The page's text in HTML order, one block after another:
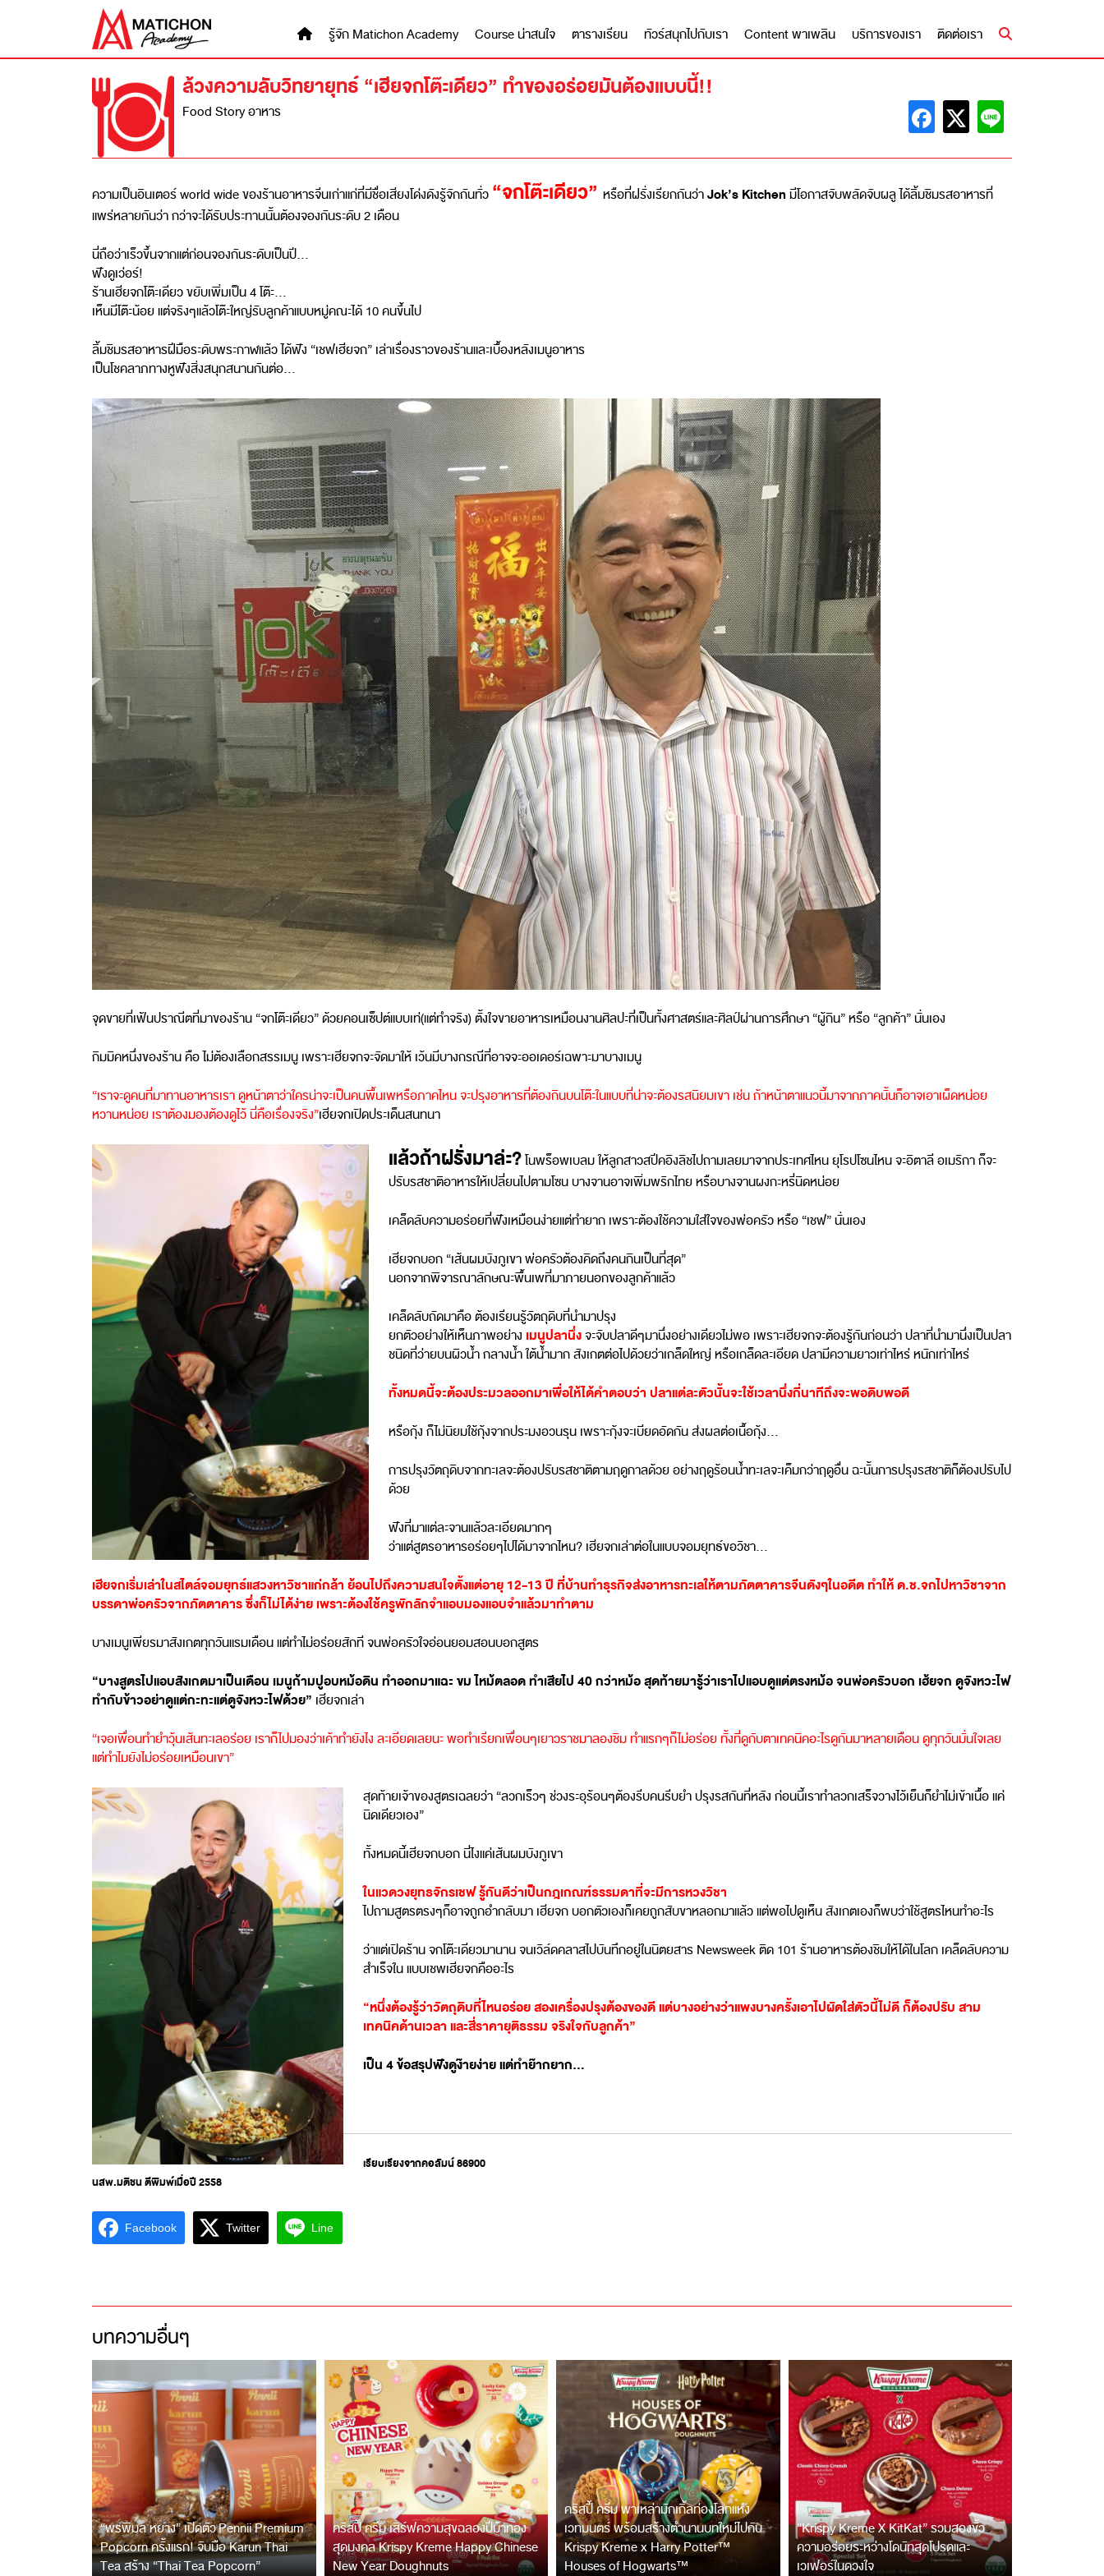
รู้จัก Matichon Academy Course น่าสนใจ ตารางเรียน ทัวร์สนุกไปกับเรา Content พาเพลิน บริการของเรา ติดต่อเรา
ล้วงความลับวิทยายุทธ์ “เฮียจกโต๊ะเดียว” ทำของอร่อยมันต้องแบบนี้!!
Food Story อาหาร
ความเป็นอินเตอร์ world wide ของร้านอาหารจีนเก่าแก่ที่มีชื่อเสียงโด่งดังรู้จักกันทั่ว “จกโต๊ะเดียว” หรือที่ฝรั่งเรียกกันว่าJok’s Kitchen มีโอกาสจับพลัดจับผลู ได้ลิ้มชิมรสอาหารที่
แพร่หลายกันว่า กว่าจะได้รับประทานนั้นต้องจองกันระดับ 2 เดือน
นี่ถือว่าเร็วขึ้นจากแต่ก่อนจองกันระดับเป็นปี…
ฟังดูเว่อร์!
ร้านเฮียจกโต๊ะเดียว ขยับเพิ่มเป็น 4 โต๊ะ…
เห็นมีโต๊ะน้อย แต่จริงๆแล้วโต๊ะใหญ่รับลูกค้าแบบหมู่คณะได้ 10 คนขึ้นไป
ลิ้มชิมรสอาหารฝีมือระดับพระกาฬแล้ว ได้ฟัง “เชฟเฮียจก” เล่าเรื่องราวของร้านและเบื้องหลังเมนูอาหาร
เป็นโชคลาภทางหูฟังสิ่งสนุกสนานกันต่อ…
จุดขายที่เฟ้นปราณีตที่มาของร้าน “จกโต๊ะเดียว” ด้วยคอนเซ็ปต์แบบเท่(แต่ทำจริง) ตั้งใจขายอาหารเหมือนงานศิลปะที่เป็นทั้งศาสตร์และศิลป์ผ่านการศึกษา “ผู้กิน” หรือ “ลูกค้า” นั่นเอง
กิมมิคหนึ่งของร้าน คือ ไม่ต้องเลือกสรรเมนู เพราะเฮียจกจะจัดมาให้ เว้นมีบางกรณีที่อาจจะออเดอร์เฉพาะมาบางเมนู
“เราจะดูคนที่มาทานอาหารเรา ดูหน้าตาว่าใครน่าจะเป็นคนพื้นเพหรือภาคไหน จะปรุงอาหารที่ต้องกินบนโต๊ะในแบบที่น่าจะต้องรสนิยมเขา เช่น ถ้าหน้าตาแนวนี้มาจากภาคนั้นก็อาจเอาเผ็ดหน่อย
หวานหน่อย เราต้องมองต้องดูไว้ นี่คือเรื่องจริง”เฮียจกเปิดประเด็นสนทนา
แล้วถ้าฝรั่งมาล่ะ?โนพร็อพเบลม ให้ลูกสาวสปีคอิงลิชไปถามเลยมาจากประเทศไหน ยุโรปโซนไหน จะอิตาลี อเมริกา ก็จะ
ปรับรสชาติอาหารให้เปลี่ยนไปตามโซน บางจานอาจเพิ่มพริกไทย หรือบางจานผงกะหรี่นิดหน่อย
เคล็ดลับความอร่อยที่ฟังเหมือนง่ายแต่ทำยาก เพราะต้องใช้ความใส่ใจของพ่อครัว หรือ “เชฟ” นั่นเอง
เฮียจกบอก “เส้นผมบังภูเขา พ่อครัวต้องคิดถึงคนกินเป็นที่สุด”
นอกจากพิจารณาลักษณะพื้นเพที่มาภายนอกของลูกค้าแล้ว
เคล็ดลับถัดมาคือ ต้องเรียนรู้วัตถุดิบที่นำมาปรุง
ยกตัวอย่างให้เห็นภาพอย่าง เมนูปลานึ่งจะจับปลาดีๆมานึ่งอย่างเดียวไม่พอ เพราะเฮียจกจะต้องรู้กันก่อนว่า ปลาที่นำมานึ่งเป็นปลา
ชนิดที่ว่ายบนผิวน้ำ กลางน้ำ ใต้น้ำมาก สังเกตต่อไปด้วยว่าเกล็ดใหญ่ หรือเกล็ดละเอียด ปลามีความยาวเท่าไหร่ หนักเท่าไหร่
ทั้งหมดนี้จะต้องประมวลออกมาเพื่อให้ได้คำตอบว่า ปลาแต่ละตัวนั้นจะใช้เวลานึ่งกี่นาทีถึงจะพอดิบพอดี
หรือกุ้ง ก็ไม่นิยมใช้กุ้งจากประมงอวนรุน เพราะกุ้งจะเบียดอัดกัน ส่งผลต่อเนื้อกุ้ง…
การปรุงวัตถุดิบจากทะเลจะต้องปรับรสชาติตามฤดูกาลด้วย อย่างฤดูร้อนน้ำทะเลจะเค็มกว่าฤดูอื่น ฉะนั้นการปรุงรสชาติก็ต้องปรับไป
ด้วย
ฟังที่มาแต่ละจานแล้วละเอียดมากๆ
ว่าแต่สูตรอาหารอร่อยๆไปได้มาจากไหน? เฮียจกเล่าต่อในแบบจอมยุทธ์ขอวิชา…
เฮียจกเริ่มเล่าในสไตล์จอมยุทธ์แสวงหาวิชาแก่กล้า ย้อนไปถึงความสนใจตั้งแต่อายุ 12-13 ปี ที่บ้านทำธุรกิจส่งอาหารทะเลให้ตามภัตตาคารจีนดังๆในอดีต ทำให้ ด.ช.จกไปหาวิชาจาก
บรรดาพ่อครัวจากภัตตาคาร ซึ่งก็ไม่ได้ง่าย เพราะต้องใช้ครูพักลักจำแอบมองแอบจำแล้วมาทำตาม
บางเมนูเพียรมาสังเกตทุกวันแรมเดือน แต่ทำไม่อร่อยสักที จนพ่อครัวใจอ่อนยอมสอนบอกสูตร
“บางสูตรไปแอบสังเกตมาเป็นเดือน เมนูก้ามปูอบหม้อดิน ทำออกมาแฉะ ขม ไหม้ตลอด ทำเสียไป 40 กว่าหม้อ สุดท้ายมารู้ว่าเราไปแอบดูแต่ตรงหม้อ จนพ่อครัวบอก เฮ้ยจก ดูจังหวะไฟ
ทำกับข้าวอย่าดูแต่กะทะแต่ดูจังหวะไฟด้วย” เฮียจกเล่า
“เจอเพื่อนทำยำวุ้นเส้นทะเลอร่อย เราก็ไปมองว่าเค้าทำยังไง ละเอียดเลยนะ พอทำเรียกเพื่อนๆเยาวราชมาลองชิม ทำแรกๆก็ไม่อร่อย ทั้งที่ดูกับตาเทคนิคอะไรดูกันมาหลายเดือน ดูทุกวันมั่นใจเลย
แต่ทำไมยังไม่อร่อยเหมือนเขา”
สุดท้ายเจ้าของสูตรเฉลยว่า “ลวกเร็วๆ ช่วงระอุร้อนๆต้องรีบคนรีบยำ ปรุงรสกันที่หลัง ก่อนนี้เราทำลวกเสร็จวางไว้เย็นก็ยำไม่เข้าเนื้อ แค่
นิดเดียวเอง”
ทั้งหมดนี้เฮียจกบอก นี่ไงแค่เส้นผมบังภูเขา
ในแวดวงยุทธจักรเชฟ รู้กันดีว่าเป็นกฎเกณฑ์ธรรมดาที่จะมีการหวงวิชา
ไปถามสูตรตรงๆก็อาจถูกอำกลับมา เฮียจก บอกตัวเองก็เคยถูกสับขาหลอกมาแล้ว แต่พอไปดูเห็น สังเกตเองก็พบว่าใช้สูตรไหนทำอะไร
ว่าแต่เปิดร้าน จกโต๊ะเดียวมานาน จนเวิล์ดคลาสไปบันทึกอยู่ในนิตยสาร Newsweek ติด 101 ร้านอาหารต้องชิมให้ได้ในโลก เคล็ดลับความ
สำเร็จใน แบบเชพเฮียจกคืออะไร
“หนึ่งต้องรู้ว่าวัตถุดิบที่ไหนอร่อย สองเครื่องปรุงต้องของดี แต่บางอย่างว่าแพงบางครั้งเอาไปผัดใส่ตัวนี้ไม่ดี ก็ต้องปรับ สาม
เทคนิคด้านเวลา และสี่ราคายุติธรรม จริงใจกับลูกค้า”
เป็น 4 ข้อสรุปฟังดูง๊ายง่าย แต่ทำย๊ากยาก…
เรียบเรียงจากคอลัมน์ 86900
นสพ.มติชน ตีพิมพ์เมื่อปี 2558
Facebook Twitter Line
บทความอื่นๆ
“พรพิมล หยาง” เปิดตัว Pennii Premium
Popcorn ครั้งแรก! จับมือ Karun Thai
Tea สร้าง “Thai Tea Popcorn”
คริสปี้ ครีม เสิร์ฟความสุขฉลองปีม้าทอง
สุดมงคล Krispy Kreme Happy Chinese
New Year Doughnuts
คริสปี้ ครีม พาเหล่ามักเกิ้ลท่องโลกแห่ง
เวทมนตร์ พร้อมสร้างตำนานบทใหม่ไปกับ
Krispy Kreme x Harry Potter™
Houses of Hogwarts™
“Krispy Kreme X KitKat” รวมสองขั้ว
ความอร่อยระหว่างโดนัทสุดโปรดและ
เวเฟอร์ในดวงใจ